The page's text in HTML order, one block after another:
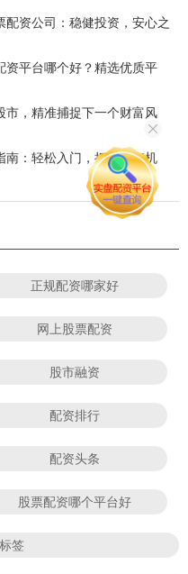
资公司：稳健投资，安心之
平台哪个好？精选优质平
，精准捕捉下一个财富风
：轻松入门，把握投资机
正规配资哪家好
网上股票配资
股市融资
配资排行
配资头条
股票配资哪个平台好
签